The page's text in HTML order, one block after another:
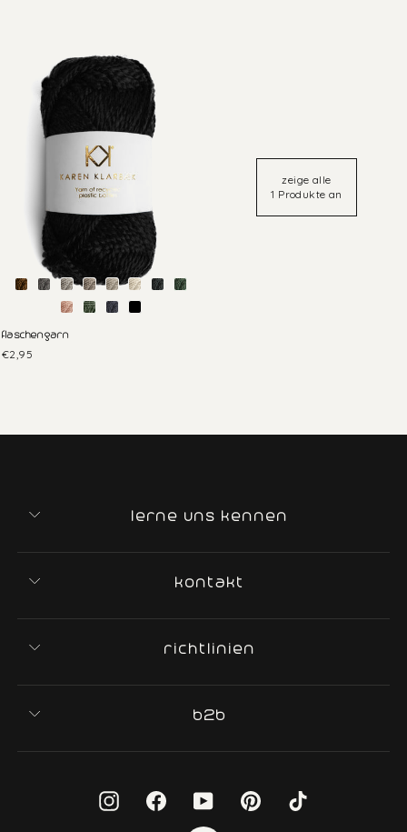
flaschengarn
€2,95
zeige alle
1 Produkte an
lerne uns kennen
kontakt
richtlinien
b2b
InstagramFacebookYouTube Pinterest